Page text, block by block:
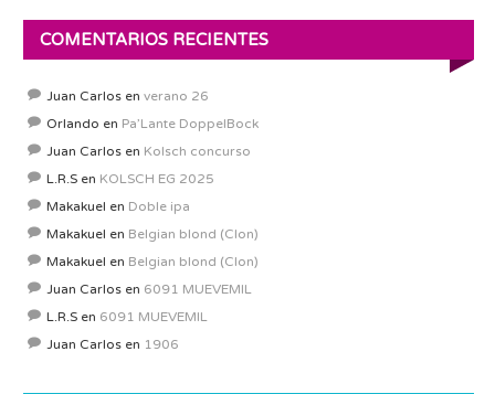
COMENTARIOS RECIENTES
Juan Carlos en verano 26
Orlando en Pa’Lante DoppelBock
Juan Carlos en Kolsch concurso
L.R.S en KOLSCH EG 2025
Makakuel en Doble ipa
Makakuel en Belgian blond (Clon)
Makakuel en Belgian blond (Clon)
Juan Carlos en 6091 MUEVEMIL
L.R.S en 6091 MUEVEMIL
Juan Carlos en 1906